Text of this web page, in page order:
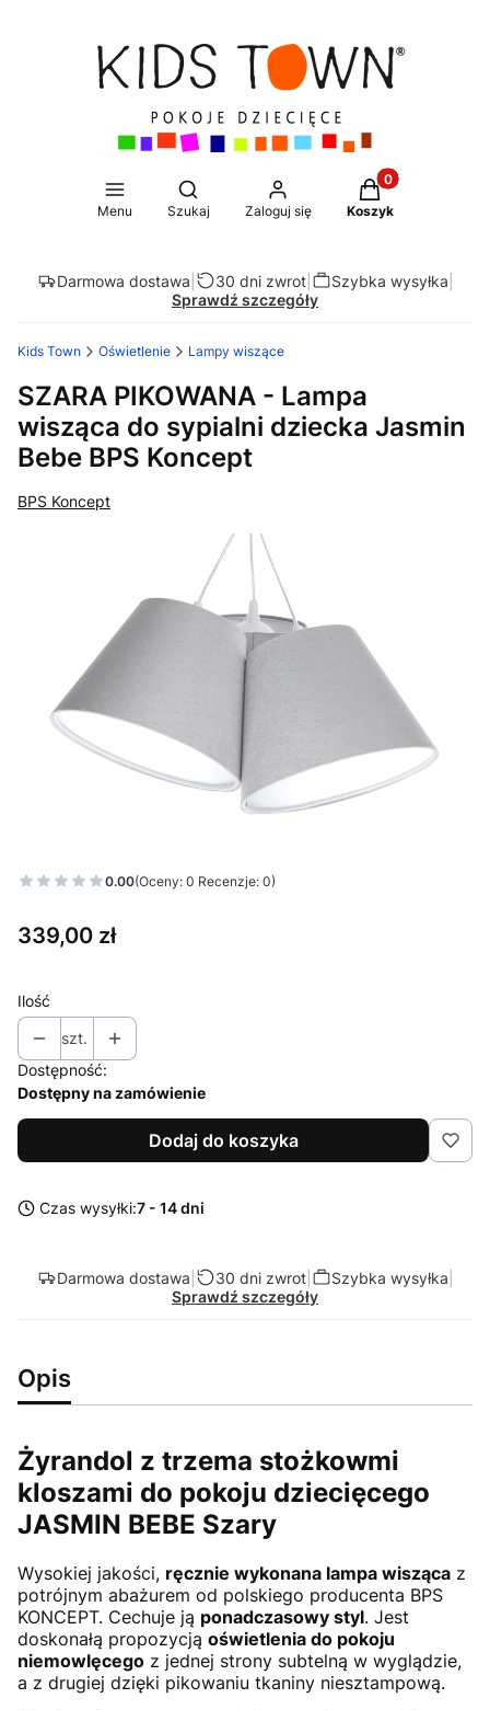
Menu
Otwórz wyszukiwarkę
Szukaj Zaloguj się
Produkty w
Koszyk
Darmowa dostawa 30 dni zwrot| Szybka wysyłka
Sprawdź szczegóły
Kids Town Oświetlenie Lampy wiszące
SZARA PIKOWANA - Lampa
wisząca do sypialni dziecka Jasmin
Bebe BPS Koncept
BPS Koncept
0.00(Oceny: 0 Recenzje: 0)
Cena
339,00 zł
Ilość
szt.
Dostępność:
Dostępny na zamówienie
Dodaj do koszyka
Czas wysyłki:7 - 14 dni
Darmowa dostawa 30 dni zwrot| Szybka wysyłka
Sprawdź szczegóły
Opis
Żyrandol z trzema stożkowmi
kloszami do pokoju dziecięcego
JASMIN BEBE Szary
Wysokiej jakości, ręcznie wykonana lampa wisząca z
potrójnym abażurem od polskiego producenta BPS
KONCEPT. Cechuje ją ponadczasowy styl. Jest
doskonałą propozycją oświetlenia do pokoju
niemowlęcego z jednej strony subtelną w wyglądzie,
a z drugiej dzięki pikowaniu tkaniny niesztampową.